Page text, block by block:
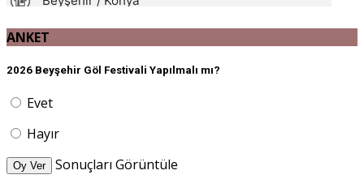
ANKET
2026 Beyşehir Göl Festivali Yapılmalı mı?
Evet
Hayır
Oy Ver
Sonuçları Görüntüle